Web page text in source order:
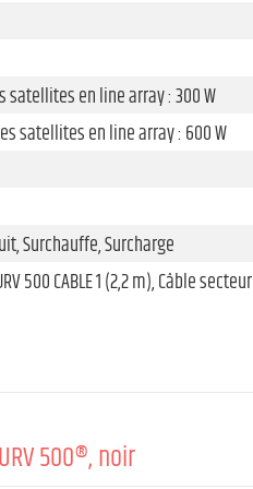
satellites en line array : 300 W
satellites en line array : 600 W
Surchauffe, Surcharge
500 CABLE 1 (2,2 m), Câble secteur
500®, noir